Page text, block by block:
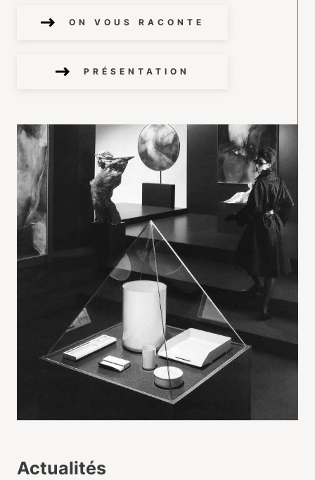
ON VOUS RACONTE
PRÉSENTATION
Actualités